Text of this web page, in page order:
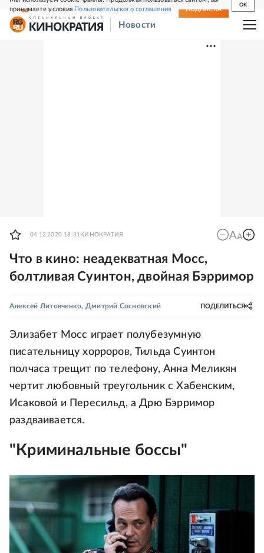
принимаете условияПользовательского соглашения
OK
СВЕЖИЙ НОМЕР ПОДПИСКА
Новости
04.12.2020 18:31 КИНОКРАТИЯ
Что в кино: неадекватная Мосс,
болтливая Суинтон, двойная Бэрримор
Алексей Литовченко, Дмитрий Сосновский ПОДЕЛИТЬСЯ
Элизабет Мосс играет полубезумную
писательницу хорроров, Тильда Суинтон
полчаса трещит по телефону, Анна Меликян
чертит любовный треугольник с Хабенским,
Исаковой и Пересильд, а Дрю Бэрримор
раздваивается.
"Криминальные боссы"